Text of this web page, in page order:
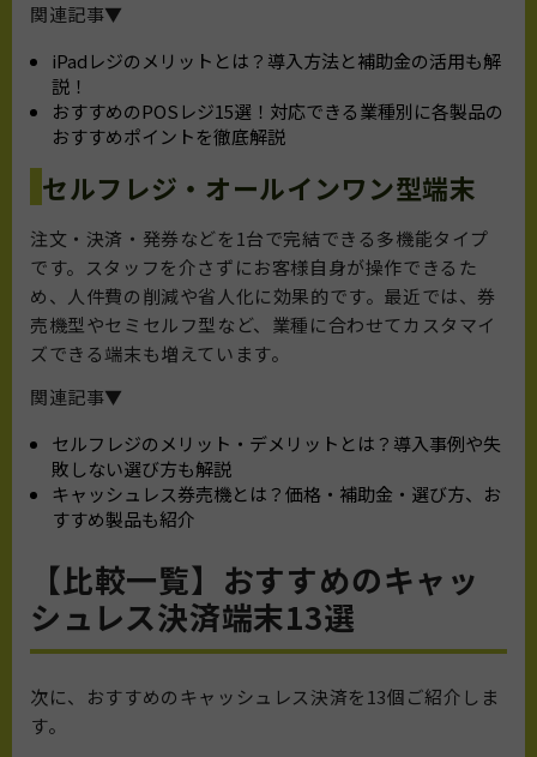
関連記事▼
iPadレジのメリットとは？導入方法と補助金の活用も解
説！
おすすめのPOSレジ15選！対応できる業種別に各製品の
おすすめポイントを徹底解説
セルフレジ・オールインワン型端末
注文・決済・発券などを1台で完結できる多機能タイプ
です。スタッフを介さずにお客様自身が操作できるた
め、人件費の削減や省人化に効果的です。最近では、券
売機型やセミセルフ型など、業種に合わせてカスタマイ
ズできる端末も増えています。
関連記事▼
セルフレジのメリット・デメリットとは？導入事例や失
敗しない選び方も解説
キャッシュレス券売機とは？価格・補助金・選び方、お
すすめ製品も紹介
【比較一覧】おすすめのキャッ
シュレス決済端末13選
次に、 おすすめのキャッシュレス決済を13個ご紹介しま
す。